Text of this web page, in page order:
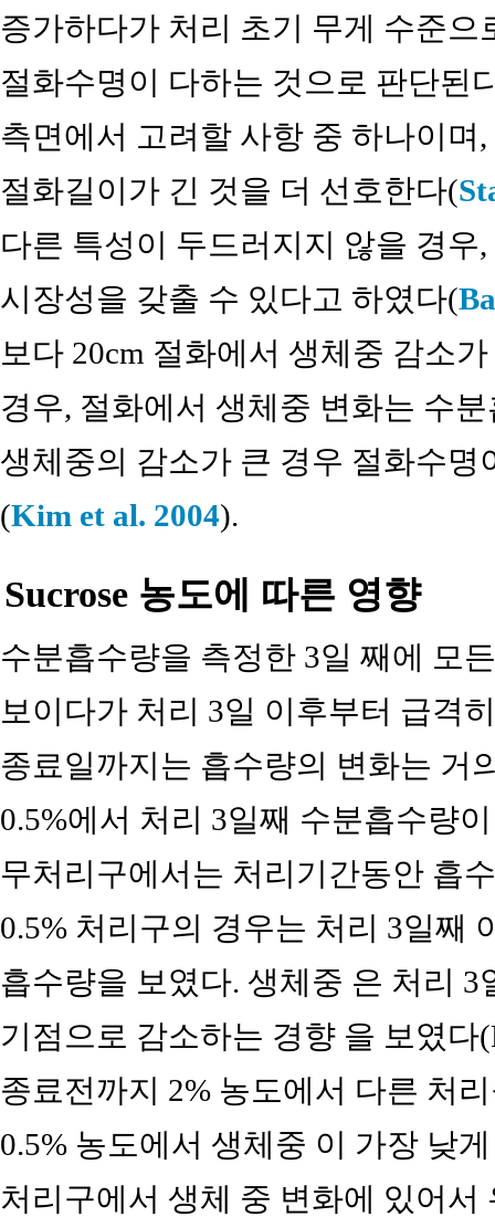
증가하다가 처리 초기 무게 수준으
절화수명이 다하는 것으로 판단된
측면에서 고려할 사항 중 하나이며
절화길이가 긴 것을 더 선호한다(
다른 특성이 두드러지지 않을 경우
시장성을 갖출 수 있다고 하였다(
보다 20cm 절화에서 생체중 감소
경우, 절화에서 생체중 변화는 수
생체중의 감소가 큰 경우 절화수
(Kim et al. 2004).
Sucrose 농도에 따른 영향
수분흡수량을 측정한 3일 째에 모
보이다가 처리 3일 이후부터 급격
종료일까지는 흡수량의 변화는 거
0.5%에서 처리 3일째 수분흡수량
무처리구에서는 처리기간동안 흡
0.5% 처리구의 경우는 처리 3일째
흡수량을 보였다. 생체중 은 처리
기점으로 감소하는 경향 을 보였다
종료전까지 2% 농도에서 다른 처
0.5% 농도에서 생체중 이 가장 낮
처리구에서 생체 중 변화에 있어